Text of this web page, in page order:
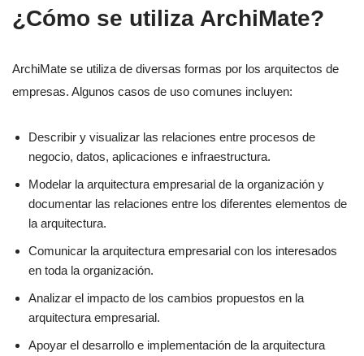
¿Cómo se utiliza ArchiMate?
ArchiMate se utiliza de diversas formas por los arquitectos de
empresas. Algunos casos de uso comunes incluyen:
Describir y visualizar las relaciones entre procesos de
negocio, datos, aplicaciones e infraestructura.
Modelar la arquitectura empresarial de la organización y
documentar las relaciones entre los diferentes elementos de
la arquitectura.
Comunicar la arquitectura empresarial con los interesados
en toda la organización.
Analizar el impacto de los cambios propuestos en la
arquitectura empresarial.
Apoyar el desarrollo e implementación de la arquitectura